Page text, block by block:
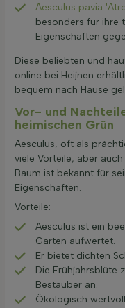
Aesculus pavia
besonders für ihre
Eigenschaften
Diese beliebten und
online bei Heijnen
bequem nach Hause
Vor- und
heimischen Grün
Aesculus, oft als
viele Vorteile, aber
Baum ist bekannt für
Eigenschaften.
Vorteile:
Aesculus ist ein
Garten aufwertet.
Er bietet dichten
Die Frühjahrsblüte
Bestäuber an.
Ökologisch